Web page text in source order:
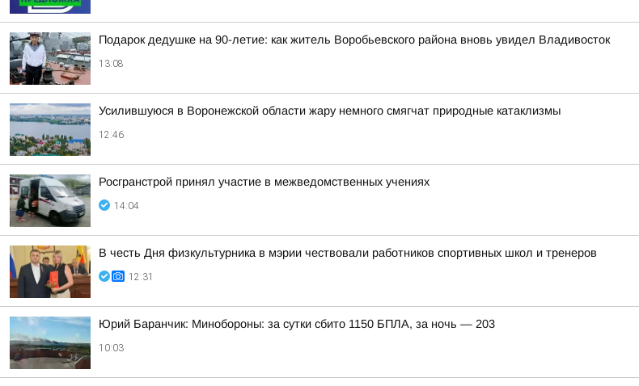
Подарок дедушке на 90-летие: как житель Воробьевского района вновь увидел Владивосток
13:08
Усилившуюся в Воронежской области жару немного смягчат природные катаклизмы
12:46
Росгранстрой принял участие в межведомственных учениях
14:04
В честь Дня физкультурника в мэрии чествовали работников спортивных школ и тренеров
12:31
Юрий Баранчик: Минобороны: за сутки сбито 1150 БПЛА, за ночь — 203
10:03